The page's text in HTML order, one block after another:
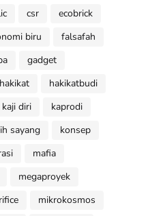
csr
ecobrick
biru
falsafah
gadget
hakikat
hakikatbudi
kaji diri
kaprodi
sayang
konsep
mafia
megaproyek
mikrokosmos